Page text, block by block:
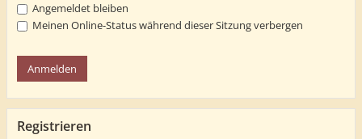
Angemeldet bleiben
Meinen Online-Status während dieser Sitzung verbergen
Registrieren